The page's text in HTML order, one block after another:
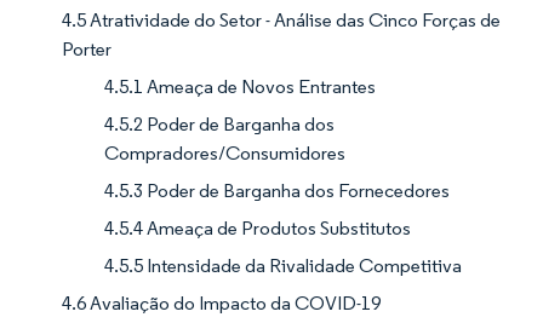
4.5 Atratividade do Setor - Análise das Cinco Forças de
Porter
4.5.1 Ameaça de Novos Entrantes
4.5.2 Poder de Barganha dos
Compradores/Consumidores
4.5.3 Poder de Barganha dos Fornecedores
4.5.4 Ameaça de Produtos Substitutos
4.5.5 Intensidade da Rivalidade Competitiva
4.6 Avaliação do Impacto da COVID-19